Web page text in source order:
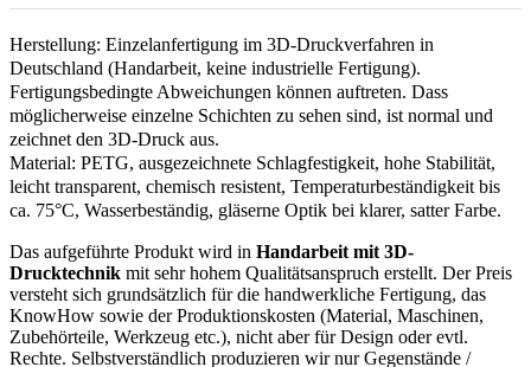
Herstellung: Einzelanfertigung im 3D-Druckverfahren in
Deutschland (Handarbeit, keine industrielle Fertigung).
Fertigungsbedingte Abweichungen können auftreten. Dass
möglicherweise einzelne Schichten zu sehen sind, ist normal und
zeichnet den 3D-Druck aus.
Material: PETG, ausgezeichnete Schlagfestigkeit, hohe Stabilität,
leicht transparent, chemisch resistent, Temperaturbeständigkeit bis
ca. 75°C, Wasserbeständig, gläserne Optik bei klarer, satter Farbe.
Das aufgeführte Produkt wird in Handarbeit mit 3D-
Drucktechnik mit sehr hohem Qualitätsanspruch erstellt. Der Preis
versteht sich grundsätzlich für die handwerkliche Fertigung, das
KnowHow sowie der Produktionskosten (Material, Maschinen,
Zubehörteile, Werkzeug etc.), nicht aber für Design oder evtl.
Rechte. Selbstverständlich produzieren wir nur Gegenstände /